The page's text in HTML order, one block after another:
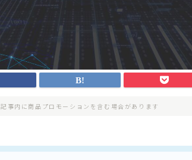
記事内に商品プロモーションを含む場合があります